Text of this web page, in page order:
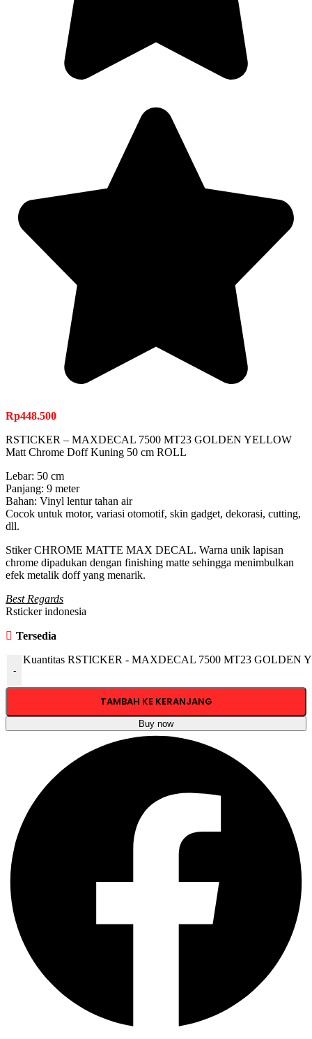
Rp448.500
RSTICKER – MAXDECAL 7500 MT23 GOLDEN YELLOW
Matt Chrome Doff Kuning 50 cm ROLL
Lebar: 50 cm
Panjang: 9 meter
Bahan: Vinyl lentur tahan air
Cocok untuk motor, variasi otomotif, skin gadget, dekorasi, cutting,
dll.
Stiker CHROME MATTE MAX DECAL. Warna unik lapisan
chrome dipadukan dengan finishing matte sehingga menimbulkan
efek metalik doff yang menarik.
Best Regards
Rsticker indonesia
Tersedia
-
Kuantitas RSTICKER - MAXDECAL 7500 MT23 GOLDEN
TAMBAH KE KERANJANG
Buy now